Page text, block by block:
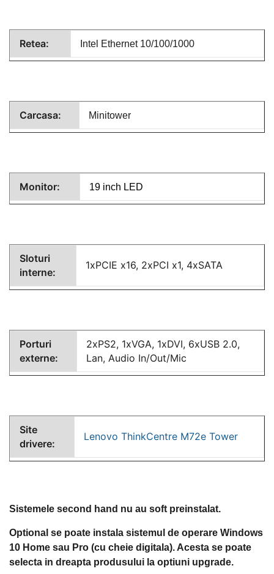
Retea: Intel Ethernet 10/100/1000
Carcasa: Minitower
Monitor: 19 inch LED
Sloturi
interne:
1xPCIE x16, 2xPCI x1, 4xSATA
Porturi
externe:
2xPS2, 1xVGA, 1xDVI, 6xUSB 2.0,
Lan, Audio In/Out/Mic
Site
drivere:
Lenovo ThinkCentre M72e Tower
Sistemele second hand nu au soft preinstalat.
Optional se poate instala sistemul de operare Windows
10 Home sau Pro (cu cheie digitala). Acesta se poate
selecta in dreapta produsului la optiuni upgrade.